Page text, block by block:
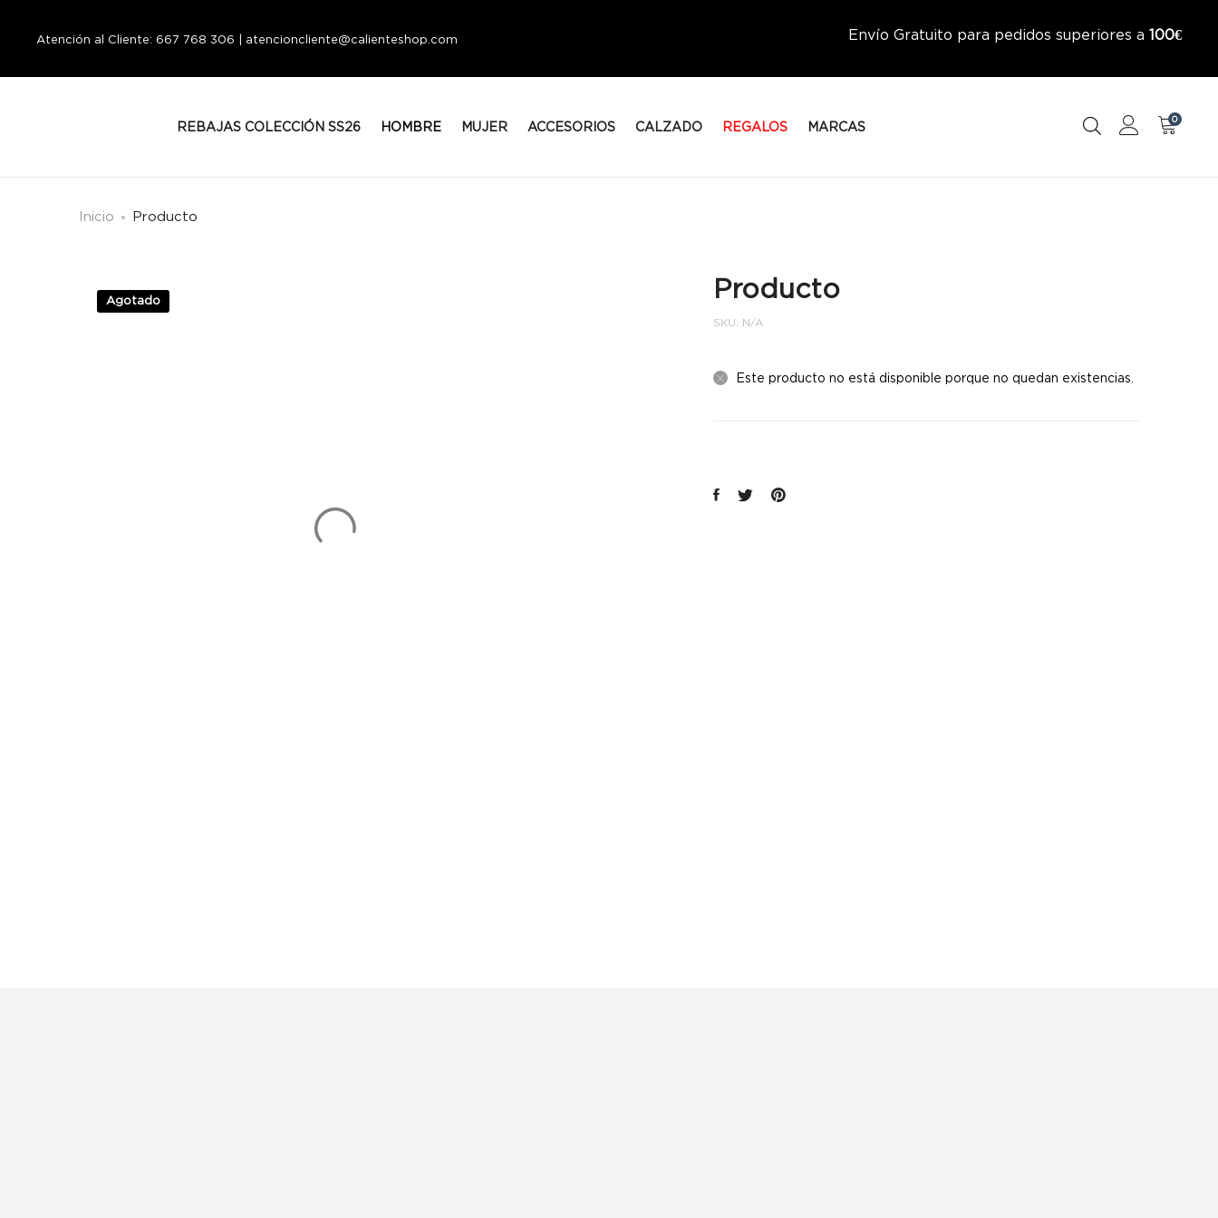
Atención al Cliente: 667 768 306 | atencioncliente@calienteshop.com Envío Gratuito para pedidos superiores a 100€
REBAJAS COLECCIÓN SS26 HOMBRE MUJER ACCESORIOS CALZADO REGALOS MARCAS
0
Inicio Producto
Agotado Producto
SKU: N/A
Este producto no está disponible porque no quedan existencias.